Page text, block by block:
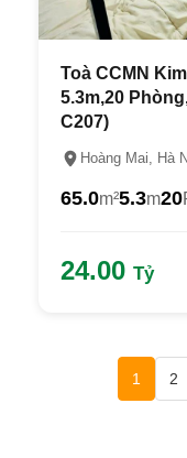
Toà CCMN
5.3m,20
C207)
Hoàng Mai, Hà
65.0m²5.3m20
24.00 Tỷ
1 2